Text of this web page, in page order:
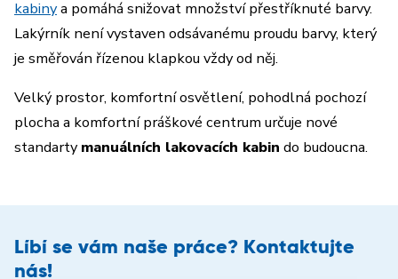
kabinya pomáhá snižovat množství přestříknuté barvy.
Lakýrník není vystaven odsávanému proudu barvy, který
je směřován řízenou klapkou vždy od něj.
Velký prostor, komfortní osvětlení, pohodlná pochozí
plocha a komfortní práškové centrum určuje nové
standartymanuálních lakovacích kabin do budoucna.
Líbí se vám naše práce? Kontaktujte
nás!